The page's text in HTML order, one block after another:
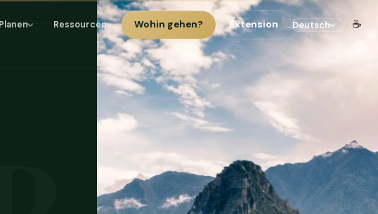
Planen Ressourcen Wohin gehen? Extension ☕